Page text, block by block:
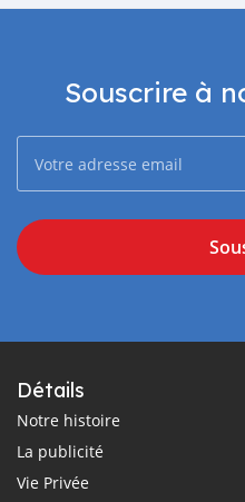
Souscrire à
Détails
Notre histoire
La publicité
Vie Privée